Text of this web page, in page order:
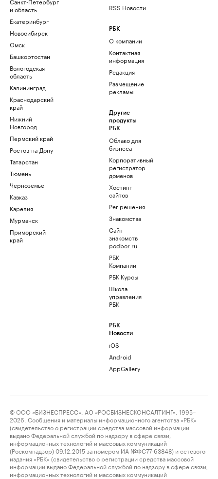
и область
Екатеринбург
Новосибирск
Омск
Башкортостан
Вологодская
область
Калининград
Краснодарский
край
Нижний
Новгород
Пермский край
Ростов-на-Дону
Татарстан
Тюмень
Черноземье
Кавказ
Карелия
Мурманск
Приморский
край
RSS Новости
РБК
О компании
Контактная
информация
Редакция
Размещение
рекламы
Другие
продукты
РБК
Облако для
бизнеса
Корпоративный
регистратор
доменов
Хостинг
сайтов
Рег.решения
Знакомства
Сайт
знакомств
podbor.ru
РБК
Компании
РБК Курсы
Школа
управления
РБК
РБК
Новости
iOS
Android
AppGallery
© ООО «БИЗНЕСПРЕСС», АО «РОСБИЗНЕСКОНСАЛТИНГ», 1995–
2026. Сообщения и материалы информационного агентства «РБК»
(свидетельство о регистрации средства массовой информации
выдано Федеральной службой по надзору в сфере связи,
информационных технологий и массовых коммуникаций
(Роскомнадзор) 09.12.2015 за номером ИА №ФС77-63848) и сетевого
издания «РБК» (свидетельство о регистрации средства массовой
информации выдано Федеральной службой по надзору в сфере связи,
информационных технологий и массовых коммуникаций